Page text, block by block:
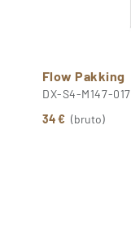
Flow Pakking
DX-S4-M147-017
34 € (bruto)